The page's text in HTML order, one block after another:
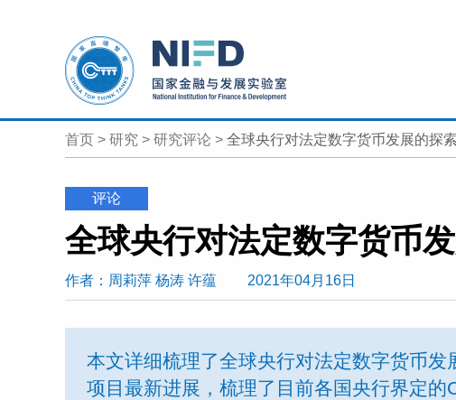
首页 > 研究 > 研究评论 > 全球央行对法定数字货币发展的探索
评论
全球央行对法定数字货币
作者 ：周莉萍 杨涛 许蕴 2021年04月16日
本文详细梳理了全球央行对法定数字货币
项目最新进展，梳理了目前各国央行界定